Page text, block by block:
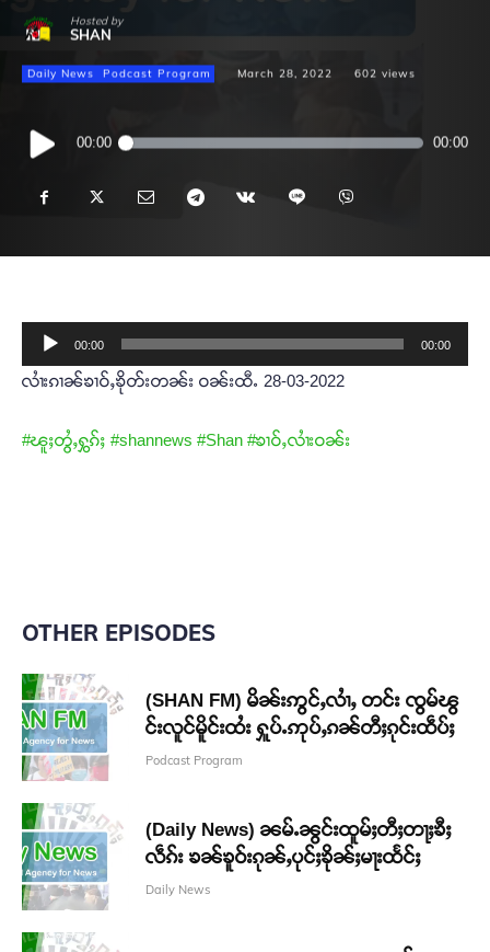
Hosted by
SHAN
Daily News Podcast Program March 28, 2022 602 views
Audio
Player
00:00 00:00
u
r
00:00 00:00
လၢႆးၵၢၼ်ၶၢဝ်ႇၶိုတ်းတၼ်း ဝၼ်းထီႉ 28-03-2022
#ၽူႈတွႆႇႁွၵ်ႈ #shannews #Shan #ၶၢဝ်ႇလၢႆးဝၼ်း
OTHER EPISODES
(SHAN FM) မိၼ်းဢွင်ႇလၢႆႇ တင်း ၸွမ်ၽွ
င်းလူင်မိူင်းထႆး ႁူပ်ႉဢုပ်ႇၵၼ်တီႈၵုင်းထဵပ်ႈ
Podcast Program
(Daily News) ၼမ်ႉၼွင်းထူမ်ႈတီႈတႃႈၶီႈ
လဵၵ်း ၶၼ်ၶူဝ်းၵုၼ်ႇပုင်ႈၶိုၼ်ႈမႃးထႅင်ႈ
Daily News